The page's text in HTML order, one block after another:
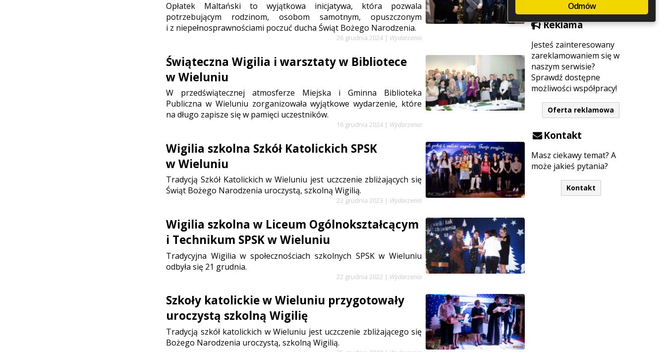
Reklama
Jesteś zainteresowany
zareklamowaniem się w
naszym serwisie?
Sprawdź dostępne
możliwości współpracy!
Oferta reklamowa
Kontakt
Masz ciekawy temat? A
może jakieś pytania?
Kontakt
Opłatek Maltański to wyjątkowa inicjatywa, która pozwala
potrzebującym rodzinom, osobom samotnym, opuszczonym
i z niepełnosprawnościami poczuć ducha Świąt Bożego Narodzenia.
26 grudnia 2024 | Wydarzenia
Świąteczna Wigilia i warsztaty w Bibliotece
w Wieluniu
W przedświątecznej atmosferze Miejska i Gminna Biblioteka
Publiczna w Wieluniu zorganizowała wyjątkowe wydarzenie, które
na długo zapisze się w pamięci uczestników.
16 grudnia 2024 | Wydarzenia
Wigilia szkolna Szkół Katolickich SPSK
w Wieluniu
Tradycją Szkół Katolickich w Wieluniu jest uczczenie zbliżających się
Świąt Bożego Narodzenia uroczystą, szkolną Wigilią.
22 grudnia 2023 | Wydarzenia
Wigilia szkolna w Liceum Ogólnokształcącym
i Technikum SPSK w Wieluniu
Tradycyjna Wigilia w społecznościach szkolnych SPSK w Wieluniu
odbyła się 21 grudnia.
22 grudnia 2022 | Wydarzenia
Szkoły katolickie w Wieluniu przygotowały
uroczystą szkolną Wigilię
Tradycją szkół katolickich w Wieluniu jest uczczenie zbliżającego się
Bożego Narodzenia uroczystą, szkolną Wigilią.
Odmów